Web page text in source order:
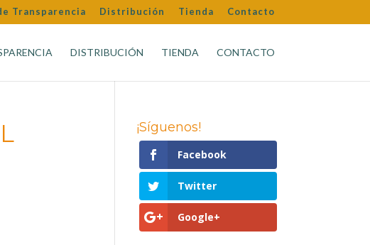
Transparencia Distribución Tienda Contacto
DISTRIBUCIÓN TIENDA CONTACTO
¡Síguenos!
Facebook
Twitter
Google+